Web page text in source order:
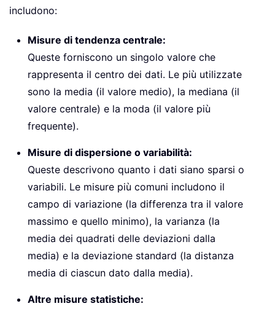
includono:
Misure di tendenza centrale:
Queste forniscono un singolo valore che
rappresenta il centro dei dati. Le più utilizzate
sono la media (il valore medio), la mediana (il
valore centrale) e la moda (il valore più
frequente).
Misure di dispersione o variabilità:
Queste descrivono quanto i dati siano sparsi o
variabili. Le misure più comuni includono il
campo di variazione (la differenza tra il valore
massimo e quello minimo), la varianza (la
media dei quadrati delle deviazioni dalla
media) e la deviazione standard (la distanza
media di ciascun dato dalla media).
Altre misure statistiche: